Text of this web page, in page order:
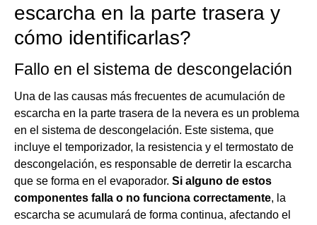
escarcha en la parte trasera y
cómo identificarlas?
Fallo en el sistema de descongelación
Una de las causas más frecuentes de acumulación de
escarcha en la parte trasera de la nevera es un problema
en el sistema de descongelación. Este sistema, que
incluye el temporizador, la resistencia y el termostato de
descongelación, es responsable de derretir la escarcha
que se forma en el evaporador. Si alguno de estos
componentes falla o no funciona correctamente, la
escarcha se acumulará de forma continua, afectando el